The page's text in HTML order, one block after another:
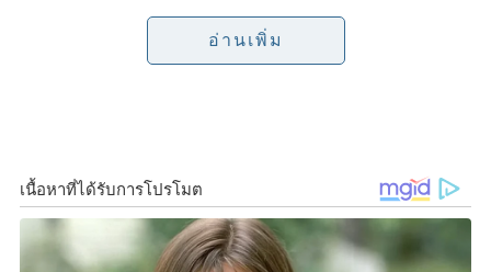
e
r
i
n
ระบบสายไฟฟ้าอากาศเป็นสายไฟฟ้าใต้ดินของการไฟฟ้า
นครหลวง (กฟน.) ปี 2565 ข้อมูล ณ เดือนธันวาคม 2565
กรุงเทพมหานคร นนทบุรีและสมุทรปราการ ระยะทาง
รวม 236.1 กม. กรอบระยะเวลาดําเนินการตั้งแต่ปี 2527-
2570 สรุปดังนี้
อ่านเพิ่ม